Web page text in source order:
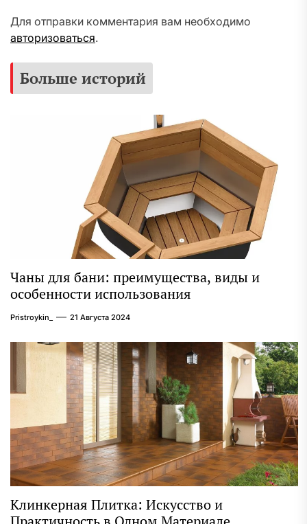
Для отправки комментария вам необходимо
авторизоваться.
Больше историй
Чаны для бани: преимущества, виды и
особенности использования
Pristroykin_ 21 Августа 2024
Клинкерная Плитка: Искусство и